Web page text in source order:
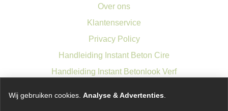
Over ons
Klantenservice
Privacy Policy
Handleiding Instant Beton Cire
Handleiding Instant Betonlook Verf
Wij gebruiken cookies. Analyse & Advertenties